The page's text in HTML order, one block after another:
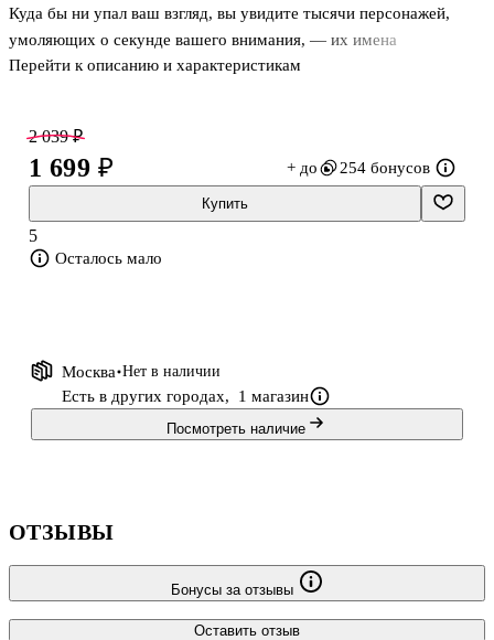
Куда бы ни упал ваш взгляд, вы увидите тысячи персонажей,
умоляющих о секунде вашего внимания, — их имена
отображаются на многочисленных экранах.
Для иных эта каждодневная гонка за привлечением к себе
интереса окружающих — не более чем средство, позволяющее
выжить. Главная героиня Манел Наэр как раз из их числа. Но
однажды она обнаруживает, что ее место заняла девушка с
точно такими же инициалами. Вот только в отличие от самой
Перейти к описанию и характеристикам
2 039 ₽
1 699 ₽ + до 254 бонусов
Купить
5
Осталось мало
Москва Нет в наличии
Есть в других городах, 1 магазин
Посмотреть наличие
ОТЗЫВЫ
Бонусы за отзывы
Оставить отзыв